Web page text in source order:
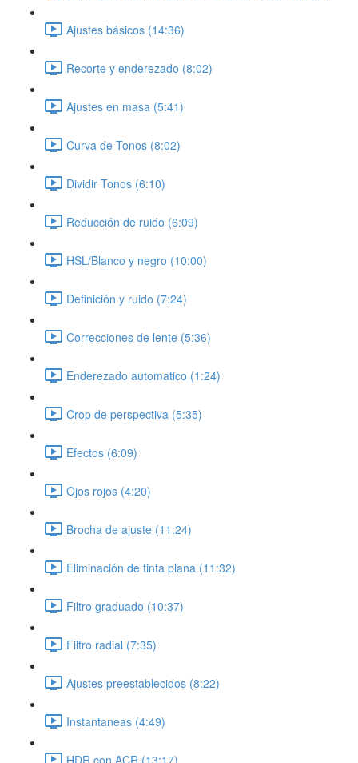
Ajustes básicos (14:36)
Recorte y enderezado (8:02)
Ajustes en masa (5:41)
Curva de Tonos (8:02)
Dividir Tonos (6:10)
Reducción de ruido (6:09)
HSL/Blanco y negro (10:00)
Definición y ruido (7:24)
Correcciones de lente (5:36)
Enderezado automatico (1:24)
Crop de perspectiva (5:35)
Efectos (6:09)
Ojos rojos (4:20)
Brocha de ajuste (11:24)
Eliminación de tinta plana (11:32)
Filtro graduado (10:37)
Filtro radial (7:35)
Ajustes preestablecidos (8:22)
Instantaneas (4:49)
HDR con ACR (13:17)